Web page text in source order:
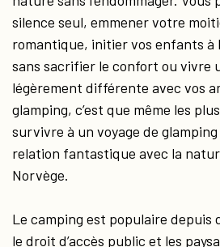
silence seul, emmener votre
romantique, initier vos enfants à
sans sacrifier le confort ou vivre
légèrement différente avec vos
glamping, c’est que même les
survivre à un voyage de
relation fantastique avec la
Norvège.
Le camping est populaire depuis
le droit d’accès public et les